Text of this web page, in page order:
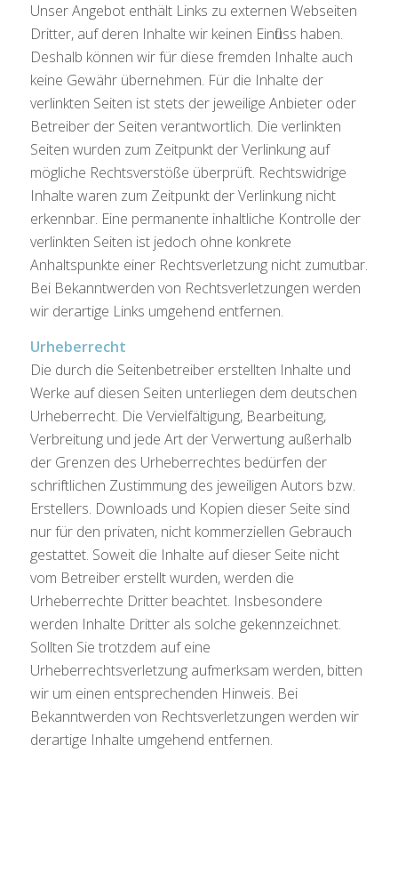
Unser Angebot enthält Links zu externen Webseiten
Dritter, auf deren Inhalte wir keinen Einfluss haben.
Deshalb können wir für diese fremden Inhalte auch
keine Gewähr übernehmen. Für die Inhalte der
verlinkten Seiten ist stets der jeweilige Anbieter oder
Betreiber der Seiten verantwortlich. Die verlinkten
Seiten wurden zum Zeitpunkt der Verlinkung auf
mögliche Rechtsverstöße überprüft. Rechtswidrige
Inhalte waren zum Zeitpunkt der Verlinkung nicht
erkennbar. Eine permanente inhaltliche Kontrolle der
verlinkten Seiten ist jedoch ohne konkrete
Anhaltspunkte einer Rechtsverletzung nicht zumutbar.
Bei Bekanntwerden von Rechtsverletzungen werden
wir derartige Links umgehend entfernen.
Urheberrecht
Die durch die Seitenbetreiber erstellten Inhalte und
Werke auf diesen Seiten unterliegen dem deutschen
Urheberrecht. Die Vervielfältigung, Bearbeitung,
Verbreitung und jede Art der Verwertung außerhalb
der Grenzen des Urheberrechtes bedürfen der
schriftlichen Zustimmung des jeweiligen Autors bzw.
Erstellers. Downloads und Kopien dieser Seite sind
nur für den privaten, nicht kommerziellen Gebrauch
gestattet. Soweit die Inhalte auf dieser Seite nicht
vom Betreiber erstellt wurden, werden die
Urheberrechte Dritter beachtet. Insbesondere
werden Inhalte Dritter als solche gekennzeichnet.
Sollten Sie trotzdem auf eine
Urheberrechtsverletzung aufmerksam werden, bitten
wir um einen entsprechenden Hinweis. Bei
Bekanntwerden von Rechtsverletzungen werden wir
derartige Inhalte umgehend entfernen.